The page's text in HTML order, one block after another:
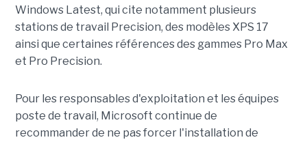
Windows Latest, qui cite notamment plusieurs
stations de travail Precision, des modèles XPS 17
ainsi que certaines références des gammes Pro Max
et Pro Precision.
Pour les responsables d'exploitation et les équipes
poste de travail, Microsoft continue de
recommander de ne pas forcer l'installation de